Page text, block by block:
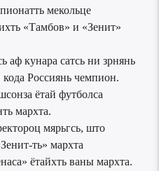
мекольце
«Тамбов» и «Зенит»
аф кунара сатсь ни зрнянь
Россиянь чемпион.
ётай футболса
мархта.
мярьгсь, што
ть» мархта
ётайхть ваны мархта.